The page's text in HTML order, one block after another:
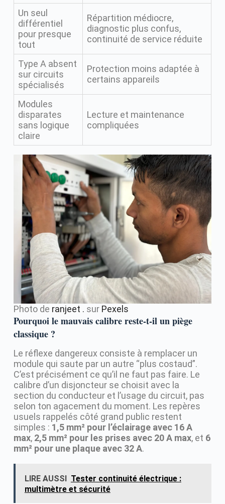
Un seul
différentiel
pour presque
tout
Répartition médiocre,
diagnostic plus confus,
continuité de service réduite
Type A absent
sur circuits
spécialisés
Protection moins adaptée à
certains appareils
Modules
disparates
sans logique
claire
Lecture et maintenance
compliquées
Photo de ranjeet . sur Pexels
Pourquoi le mauvais calibre reste-t-il un piège
classique ?
Le réflexe dangereux consiste à remplacer un
module qui saute par un autre “plus costaud”.
C’est précisément ce qu’il ne faut pas faire. Le
calibre d’un disjoncteur se choisit avec la
section du conducteur et l’usage du circuit, pas
selon ton agacement du moment. Les repères
usuels rappelés côté grand public restent
simples : 1,5 mm² pour l’éclairage avec 16 A
max, 2,5 mm² pour les prises avec 20 A max, et 6
mm² pour une plaque avec 32 A.
LIRE AUSSI
Tester continuité électrique :
multimètre et sécurité